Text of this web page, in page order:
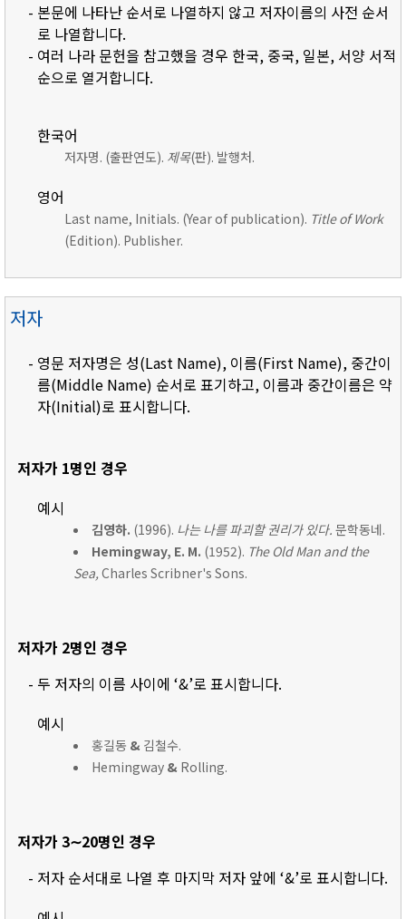
- 본문에 나타난 순서로 나열하지 않고 저자이름의 사전 순서
로 나열합니다.
- 여러 나라 문헌을 참고했을 경우 한국, 중국, 일본, 서양 서적
순으로 열거합니다.
한국어
저자명. (출판연도). 제목(판). 발행처.
영어
Last name, Initials. (Year of publication). Title of Work
(Edition). Publisher.
저자
- 영문 저자명은 성(Last Name), 이름(First Name), 중간이
름(Middle Name) 순서로 표기하고, 이름과 중간이름은 약
자(Initial)로 표시합니다.
저자가 1명인 경우
예시
김영하. (1996). 나는 나를 파괴할 권리가 있다. 문학동네.
Hemingway, E. M. (1952). The Old Man and the
Sea,Charles Scribner's Sons.
저자가 2명인 경우
- 두 저자의 이름 사이에 ‘&’로 표시합니다.
예시
홍길동 & 김철수.
Hemingway & Rolling.
저자가 3∼20명인 경우
- 저자 순서대로 나열 후 마지막 저자 앞에 ‘&’로 표시합니다.